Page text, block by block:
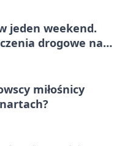
jeden weekend.
drogowe na
miłośnicy